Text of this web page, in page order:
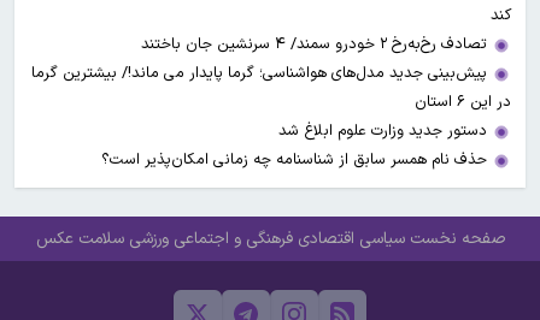
کند
تصادف رخ‌به‌رخ ۲ خودرو سمند/ ۴ سرنشین جان باختند
پیش‌بینی جدید مدل‌های هواشناسی؛ گرما پایدار می ماند!/ بیشترین گرما
در این ۶ استان
دستور جدید وزارت علوم ابلاغ شد
حذف نام همسر سابق از شناسنامه چه زمانی امکان‌پذیر است؟
صفحه نخست سیاسی اقتصادی فرهنگی و اجتماعی ورزشی سلامت عکس